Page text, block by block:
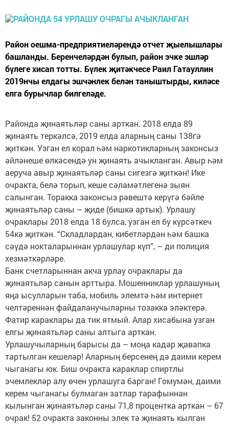
Район оешма-предприятиеләрендә отчет җыелышлары
башланды. Беренчеләрдән булып, район эчке эшләр
бүлеге хисап тотты. Бүлек җитәкчесе Раил Гатауллин
2019нчы елдагы эшчәнлек белән таныштырды, киләсе
елга бурычлар билгеләде.
Районда җинаятьләр саны арткан. 2018 елда 89
җинаять теркәлсә, 2019 елда аларның саны 138гә
җиткән. Узган ел корал һәм наркотикларның законсыз
әйләнеше өлкәсендә ун җинаять ачыкланган. Авыр һәм
аеруча авыр җинаятьләр саны сигезгә җиткән! Ике
очракта, белә торып, кеше сәламәтлегенә зыян
салынган. Торакка законсыз рәвештә керүгә бәйле
җинаятьләр саны – җиде (бишкә артык). Урлашу
очраклары 2018 елда 18 булса, узган ел бу күрсәткеч
54кә җиткән. “Складлардан, кибетләрдән һәм башка
сәүдә нокталарыннан урлашулар күп”, – ди полиция
хезмәткәрләре.
Банк счетларыннан акча урлау очраклары да
җинаятьләр санын арттыра. Мошенниклар урлашуның
яңа ысулларын таба, мобиль элемтә һәм интернет
челтәреннән файдаланучыларны тозакка эләктерә.
Фатир караклары да тик ятмый. Алар хисабына узган
елгы җинаятьләр саны алтыга арткан.
Урлашучыларның барысы да – моңа кадәр җавапка
тартылган кешеләр! Аларның берсенең дә даими керем
чыганагы юк. Биш очракта караклар спиртлы
эчемлекләр алу өчен урлашуга барган! Гомумән, даими
керем чыганагы булмаган затлар тарафыннан
кылынган җинаятьләр саны 71,8 процентка арткан – 67
очрак! 52 очракта законны элек тә җинаять кылган